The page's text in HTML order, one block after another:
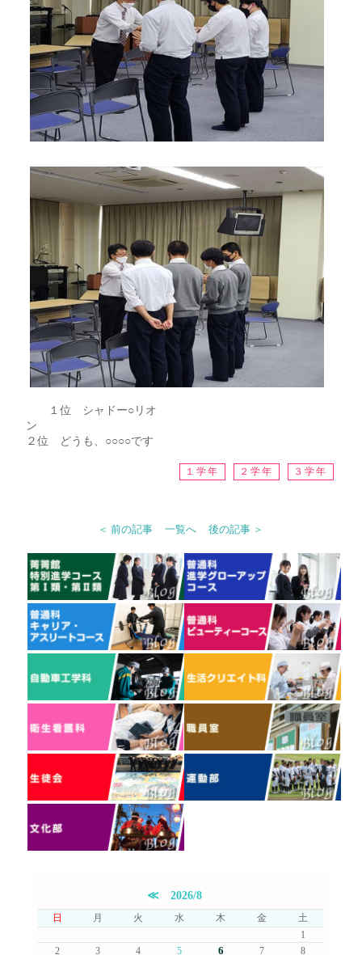
１位 シャドー○リオ
２位 どうも、○○○○です
１学年 ２学年 ３学年
＜ 前の記事 一覧へ 後の記事 ＞
≪ 2026/8
日 月 火 水 木 金
土
1
2
3 4 5 6 7
8